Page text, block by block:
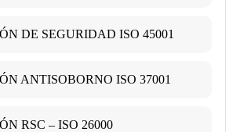
DE SEGURIDAD ISO 45001
ANTISOBORNO ISO 37001
RSC – ISO 26000